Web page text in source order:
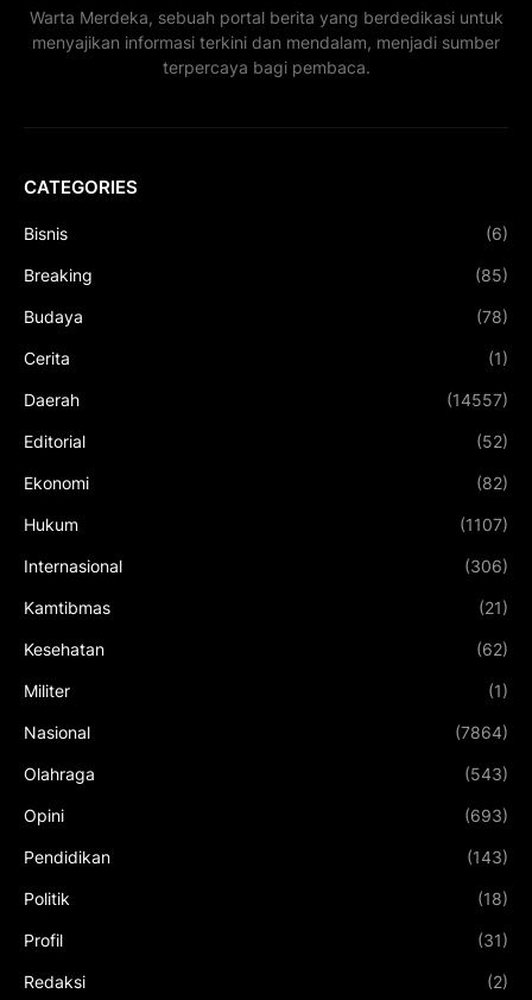
Warta Merdeka, sebuah portal berita yang berdedikasi untuk
menyajikan informasi terkini dan mendalam, menjadi sumber
terpercaya bagi pembaca.
CATEGORIES
Bisnis (6)
Breaking (85)
Budaya (78)
Cerita (1)
Daerah (14557)
Editorial (52)
Ekonomi (82)
Hukum (1107)
Internasional (306)
Kamtibmas (21)
Kesehatan (62)
Militer (1)
Nasional (7864)
Olahraga (543)
Opini (693)
Pendidikan (143)
Politik (18)
Profil (31)
Redaksi (2)